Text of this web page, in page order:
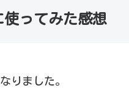
使ってみた感想
りました。